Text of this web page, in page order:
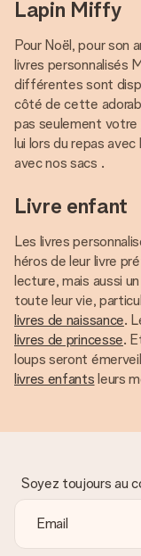
Lapin Miffy
Pour Noël, pour son
livres personnalisés
différentes sont
côté de cette
pas seulement votre
lui lors du repas
avec nos sacs .
Livre enfant
Les livres
héros de leur livre
lecture, mais aussi
toute leur vie,
livres de naissance.
livres de princesse.
loups seront
livres enfants leurs
Soyez toujours au